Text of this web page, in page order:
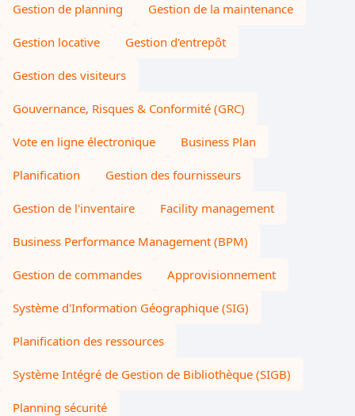
Gestion de planning Gestion de la maintenance
Gestion locative Gestion d'entrepôt
Gestion des visiteurs
Gouvernance, Risques & Conformité (GRC)
Vote en ligne électronique Business Plan
Planification Gestion des fournisseurs
Gestion de l'inventaire Facility management
Business Performance Management (BPM)
Gestion de commandes Approvisionnement
Système d'Information Géographique (SIG)
Planification des ressources
Système Intégré de Gestion de Bibliothèque (SIGB)
Planning sécurité